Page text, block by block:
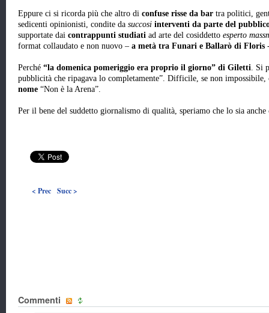
Eppure ci si ricorda più che altro di confuse risse da bar tra politici,
sedicenti opinionisti, condite da succosi interventi da parte del
supportate dai contrappunti studiati ad arte del cosiddetto esperto
format collaudato e non nuovo – a metà tra Funari e Ballarò di Floris
Perché “la domenica pomeriggio era proprio il giorno” di Giletti. Si
pubblicità che ripagava lo completamente”. Difficile, se non
nome “Non è la Arena”.
Per il bene del suddetto giornalismo di qualità, speriamo che lo sia anche
< Prec Succ >
Commenti